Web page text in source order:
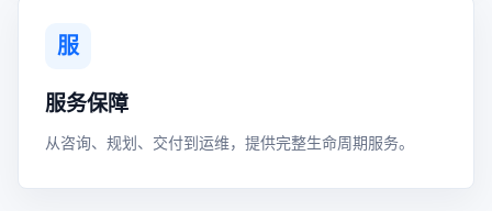
服
服务保障
从咨询、规划、交付到运维，提供完整生命周期服务。